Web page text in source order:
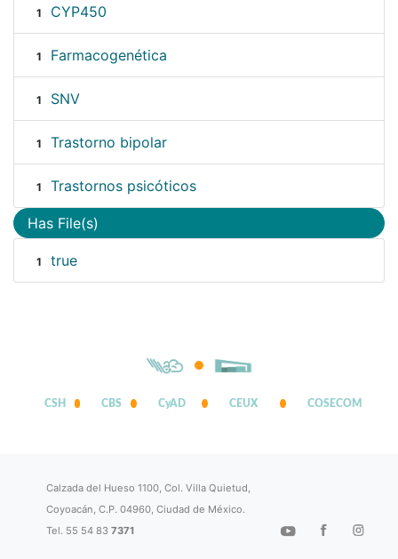
1 CYP450
1 Farmacogenética
1 SNV
1 Trastorno bipolar
1 Trastornos psicóticos
Has File(s)
1 true
CSH CBS CyAD CEUX COSECOM
Calzada del Hueso 1100, Col. Villa Quietud,
Coyoacán, C.P. 04960, Ciudad de México.
Tel. 55 54 837371